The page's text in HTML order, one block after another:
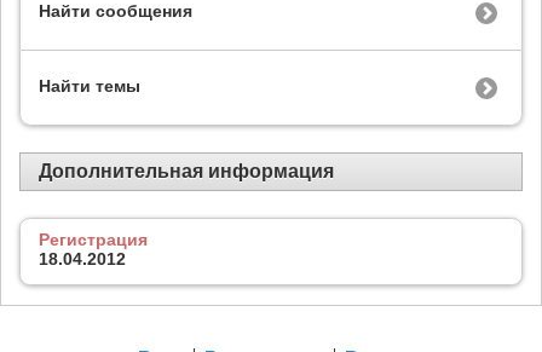
Найти сообщения
Найти темы
Дополнительная информация
Регистрация
18.04.2012